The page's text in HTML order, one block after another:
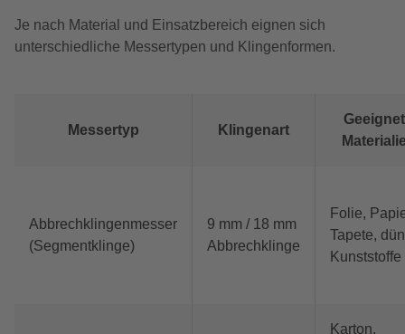
Je nach Material und Einsatzbereich eignen sich
unterschiedliche Messertypen und Klingenformen.
Messertyp Klingenart
Abbrechklingenmesser
(Segmentklinge)
9 mm / 18 mm
Abbrechklinge
Folie,
Tapete,
Kunststoffe
Karton,